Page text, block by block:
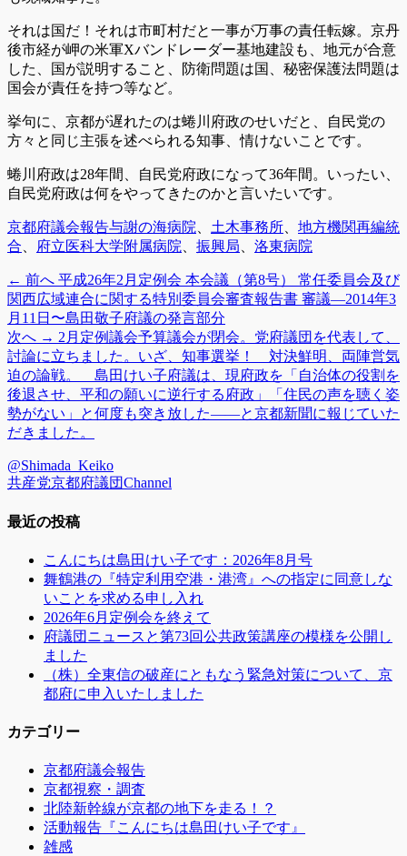
それは国だ！それは市町村だと一事が万事の責任転嫁。京丹
後市経が岬の米軍Xバンドレーダー基地建設も、地元が合意
した、国が説明すること、防衛問題は国、秘密保護法問題は
国会が責任を持つ等など。
挙句に、京都が遅れたのは蜷川府政のせいだと、自民党の
方々と同じ主張を述べられる知事、情けないことです。
蜷川府政は28年間、自民党府政になって36年間。いったい、
自民党府政は何をやってきたのかと言いたいです。
カ
テ
リ
ー
京都府議会報告タ
グ
与謝の海病院 土木事務所
地方機関再編統
合
府立医科大学附属病院 振興局 洛東病院
投
稿
ナ
ビ
ゲ
ー
シ
ョ
ン
← 前へ 前
の
投
稿:
平成26年2月定例会 本会議（第8号） 常任委員会及び
関西広域連合に関する特別委員会審査報告書 審議―2014年3
月11日〜島田敬子府議の発言部分
次へ → 次
の
投
稿:
2月定例議会予算議会が閉会。党府議団を代表して、
討論に立ちました。いざ、知事選挙！ 対決鮮明、両陣営気
迫の論戦。 島田けい子府議は、現府政を「自治体の役割を
後退させ、平和の願いに逆行する府政」「住民の声を聴く姿
勢がない」と何度も突き放した――と京都新聞に報じていた
だきました。
@Shimada_Keiko
共産党京都府議団Channel
最近の投稿
こんにちは島田けい子です：2026年8月号
舞鶴港の『特定利用空港・港湾』への指定に同意しな
いことを求める申し入れ
2026年6月定例会を終えて
府議団ニュースと第73回公共政策講座の模様を公開し
ました
（株）全東信の破産にともなう緊急対策について、京
都府に申入いたしました
カテゴリー
京都府議会報告
京都視察・調査
北陸新幹線が京都の地下を走る！？
活動報告『こんにちは島田けい子です』
雑感